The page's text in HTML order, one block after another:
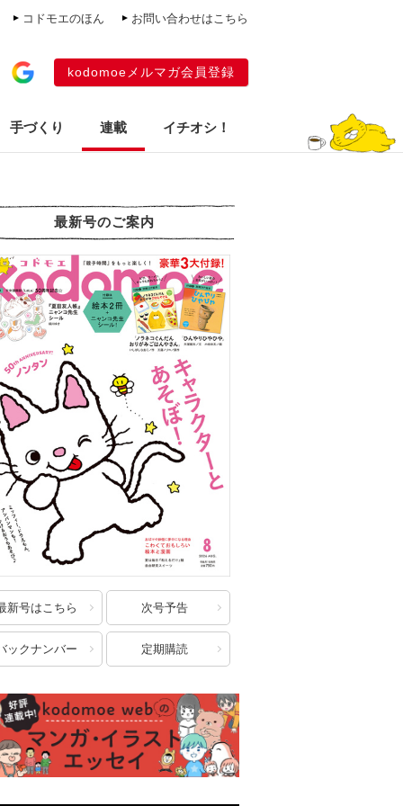
コドモエのほん お問い合わせはこちら
kodomoeメルマガ会員登録
手づくり 連載 イチオシ！
最新号のご案内
新号はこちら 次号予告
ックナンバー 定期購読